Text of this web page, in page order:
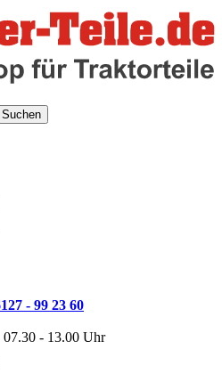
Suchen
- 99 23 60
07.30 - 13.00 Uhr